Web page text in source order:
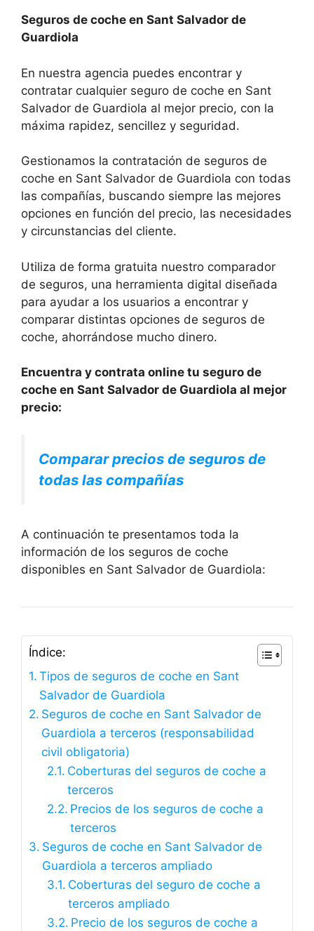
Seguros de coche en Sant Salvador de
Guardiola
En nuestra agencia puedes encontrar y
contratar cualquier seguro de coche en Sant
Salvador de Guardiola al mejor precio, con la
máxima rapidez, sencillez y seguridad.
Gestionamos la contratación de seguros de
coche en Sant Salvador de Guardiola con todas
las compañías, buscando siempre las mejores
opciones en función del precio, las necesidades
y circunstancias del cliente.
Utiliza de forma gratuita nuestro comparador
de seguros, una herramienta digital diseñada
para ayudar a los usuarios a encontrar y
comparar distintas opciones de seguros de
coche, ahorrándose mucho dinero.
Encuentra y contrata online tu seguro de
coche en Sant Salvador de Guardiola al mejor
precio:
Comparar precios de seguros de
todas las compañías
A continuación te presentamos toda la
información de los seguros de coche
disponibles en Sant Salvador de Guardiola:
Índice:
Tipos de seguros de coche en Sant
Salvador de Guardiola
Seguros de coche en Sant Salvador de
Guardiola a terceros (responsabilidad
civil obligatoria)
Coberturas del seguros de coche a
terceros
Precios de los seguros de coche a
terceros
Seguros de coche en Sant Salvador de
Guardiola a terceros ampliado
Coberturas del seguro de coche a
terceros ampliado
Precio de los seguros de coche a